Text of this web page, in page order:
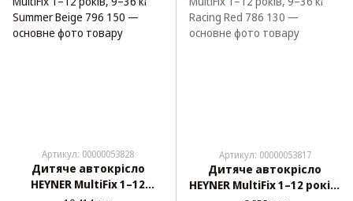
Артикул: 00000053828
Дитяче автокрісло
HEYNER MultiFix 1–12
Артикул: 00000053817
Дитяче автокрісло
HEYNER MultiFix 1–12 років,